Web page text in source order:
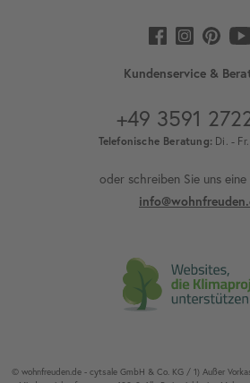
Kundenservice &
+49 3591
Telefonische Beratung: Di. -
oder schreiben Sie uns eine
© wohnfreuden.de - cytsale GmbH & Co. KG / 1) Außer